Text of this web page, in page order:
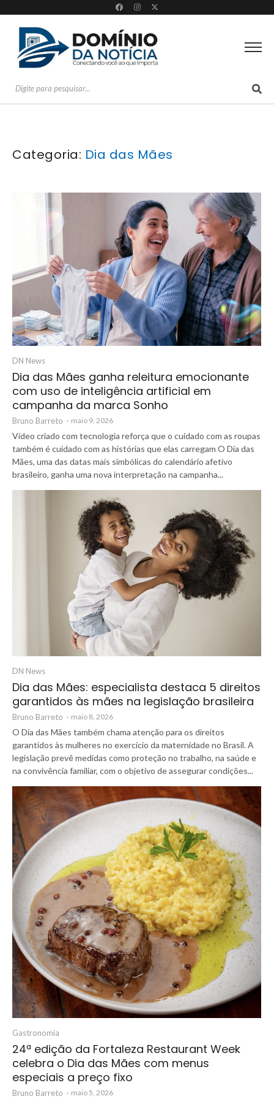
Categoria: Dia das Mães
DN News
Dia das Mães ganha releitura emocionante
com uso de inteligência artificial em
campanha da marca Sonho
Bruno Barreto - maio 9, 2026
Vídeo criado com tecnologia reforça que o cuidado com as roupas
também é cuidado com as histórias que elas carregam O Dia das
Mães, uma das datas mais simbólicas do calendário afetivo
brasileiro, ganha uma nova interpretação na campanha...
DN News
Dia das Mães: especialista destaca 5 direitos
garantidos às mães na legislação brasileira
Bruno Barreto - maio 8, 2026
O Dia das Mães também chama atenção para os direitos
garantidos às mulheres no exercício da maternidade no Brasil. A
legislação prevê medidas como proteção no trabalho, na saúde e
na convivência familiar, com o objetivo de assegurar condições...
Gastronomia
24ª edição da Fortaleza Restaurant Week
celebra o Dia das Mães com menus
especiais a preço fixo
Bruno Barreto - maio 5, 2026